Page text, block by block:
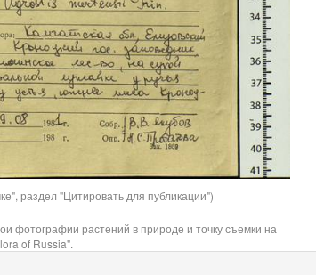
раздел "Цитировать для публикации")
фотографии растений в природе и точку съемки на
of Russia".